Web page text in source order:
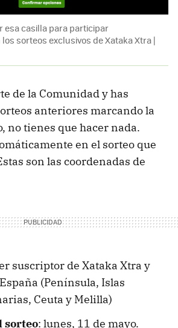
esa casilla para participar
sorteos exclusivos de Xataka Xtra |
de la Comunidad y has
anteriores marcando la
no tienes que hacer nada.
en el sorteo que
son las coordenadas de
suscriptor de Xataka Xtra y
(Península, Islas
Ceuta y Melilla)
sorteo: lunes, 11 de mayo.